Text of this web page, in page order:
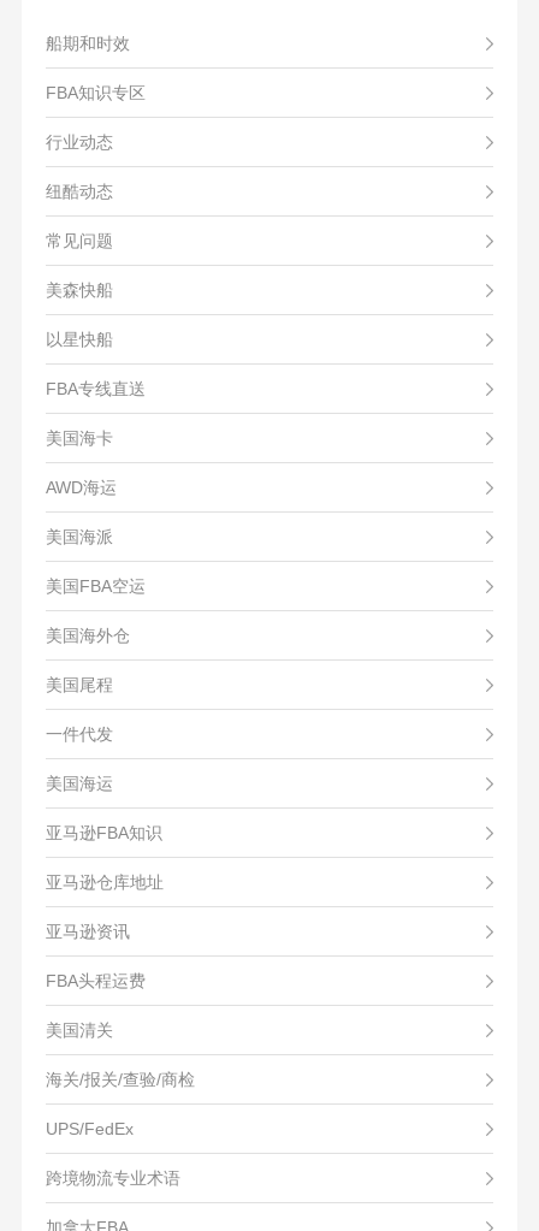
船期和时效
FBA知识专区
行业动态
纽酷动态
常见问题
美森快船
以星快船
FBA专线直送
美国海卡
AWD海运
美国海派
美国FBA空运
美国海外仓
美国尾程
一件代发
美国海运
亚马逊FBA知识
亚马逊仓库地址
亚马逊资讯
FBA头程运费
美国清关
海关/报关/查验/商检
UPS/FedEx
跨境物流专业术语